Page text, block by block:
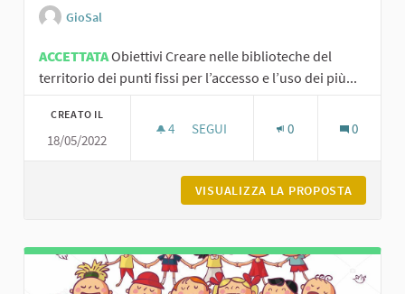
GioSal
ACCETTATAObiettivi Creare nelle biblioteche del
territorio dei punti fissi per l’accesso e l’uso dei più...
CREATO IL
18/05/2022
4 4 SOSTENITORI
SEGUI 0 0
VISUALIZZA LA PROPOSTA